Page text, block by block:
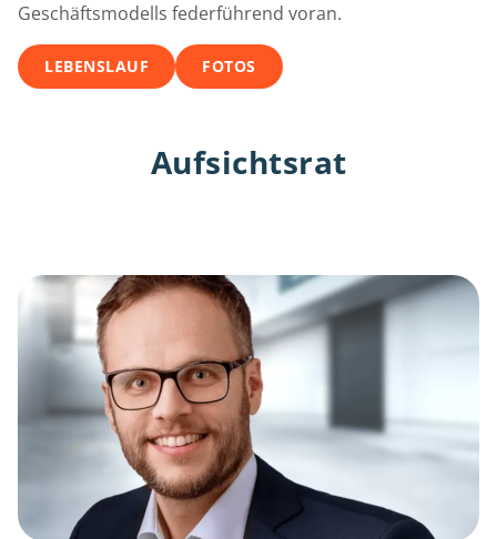
Geschäftsmodells federführend voran.
LEBENSLAUF FOTOS
Aufsichtsrat